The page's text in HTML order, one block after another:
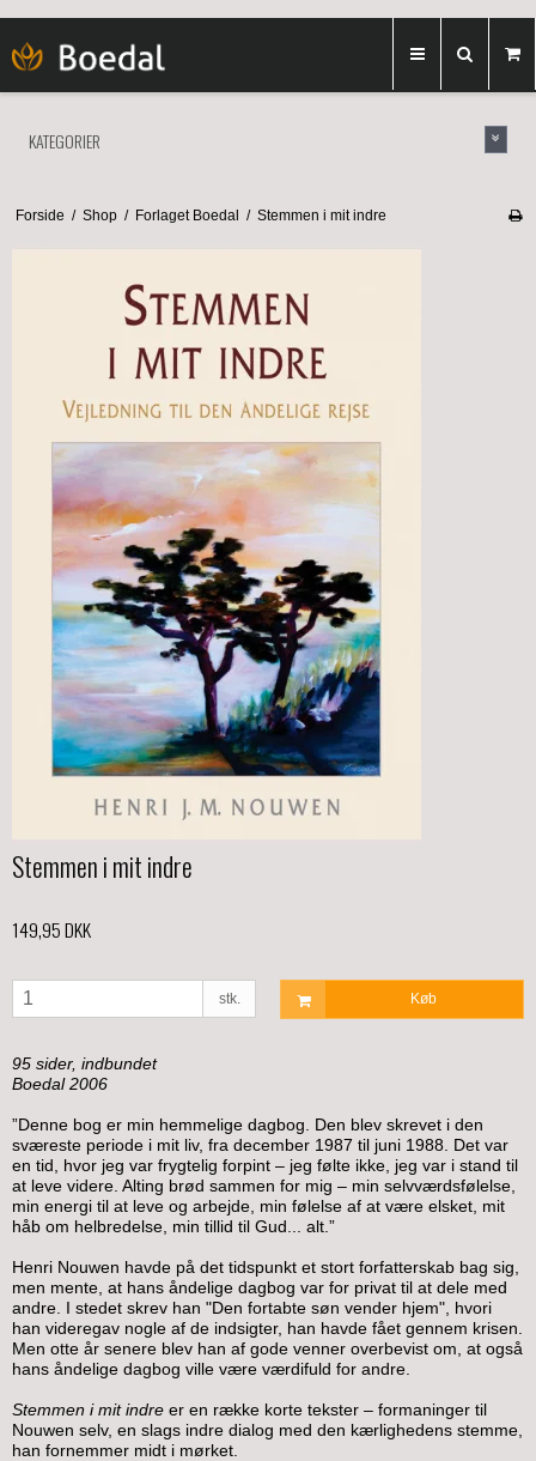
KATEGORIER
Forside / Shop / Forlaget Boedal / Stemmen i mit indre
Stemmen i mit indre
149,95 DKK
stk. Køb
95 sider, indbundet
Boedal 2006
”Denne bog er min hemmelige dagbog. Den blev skrevet i den
sværeste periode i mit liv, fra december 1987 til juni 1988. Det var
en tid, hvor jeg var frygtelig forpint – jeg følte ikke, jeg var i stand til
at leve videre. Alting brød sammen for mig – min selvværdsfølelse,
min energi til at leve og arbejde, min følelse af at være elsket, mit
håb om helbredelse, min tillid til Gud... alt.”
Henri Nouwen havde på det tidspunkt et stort forfatterskab bag sig,
men mente, at hans åndelige dagbog var for privat til at dele med
andre. I stedet skrev han "Den fortabte søn vender hjem", hvori
han videregav nogle af de indsigter, han havde fået gennem krisen.
Men otte år senere blev han af gode venner overbevist om, at også
hans åndelige dagbog ville være værdifuld for andre.
Stemmen i mit indre er en række korte tekster – formaninger til
Nouwen selv, en slags indre dialog med den kærlighedens stemme,
han fornemmer midt i mørket.